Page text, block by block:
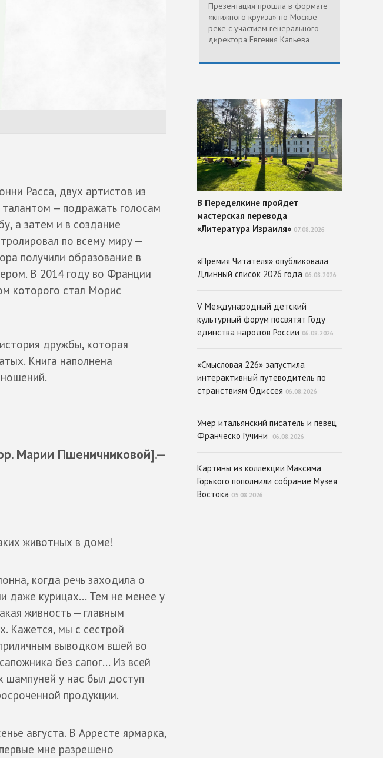
Расса, двух артистов из
— подражать голосам
а затем и в создание
по всему миру —
получили образование в
В 2014 году во Франции
которого стал Морис
дружбы, которая
Книга наполнена
Марии Пшеничниковой].—
животных в доме!
когда речь заходила о
даже курицах... Тем не менее у
живность — главным
Кажется, мы с сестрой
выводком вшей во
без сапог... Из всей
шампуней у нас был доступ
продукции.
августа. В Арресте ярмарка,
мне разрешено
Презентация прошла в формате
«книжного круиза» по Москве-
реке с участием генерального
директора Евгения Капьева
В Переделкине пройдет
мастерская перевода
«Литература Израиля» 07.08.2026
«Премия Читателя» опубликовала
Длинный список 2026 года 06.08.2026
V Международный детский
культурный форум посвятят Году
единства народов России 06.08.2026
«Смысловая 226» запустила
интерактивный путеводитель по
странствиям Одиссея 06.08.2026
Умер итальянский писатель и певец
Франческо Гучини
06.08.2026
Картины из коллекции Максима
Горького пополнили собрание Музея
Востока 05.08.2026